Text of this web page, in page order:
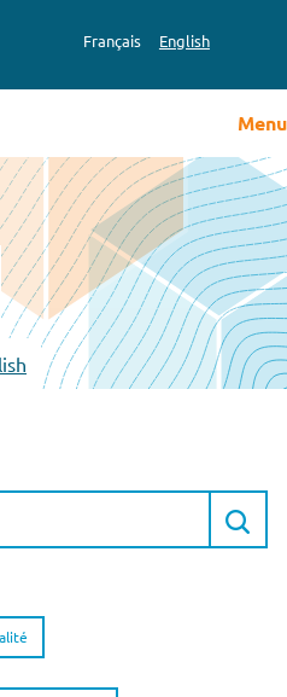
Français English
Menu